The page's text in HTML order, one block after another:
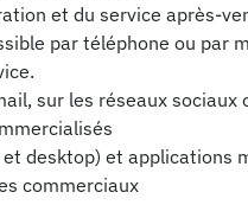
et du service après-
par téléphone ou
sur les réseaux
desktop) et applications
commerciaux